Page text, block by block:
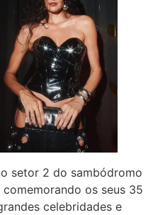
setor 2 do sambódromo
os seus 35
celebridades e